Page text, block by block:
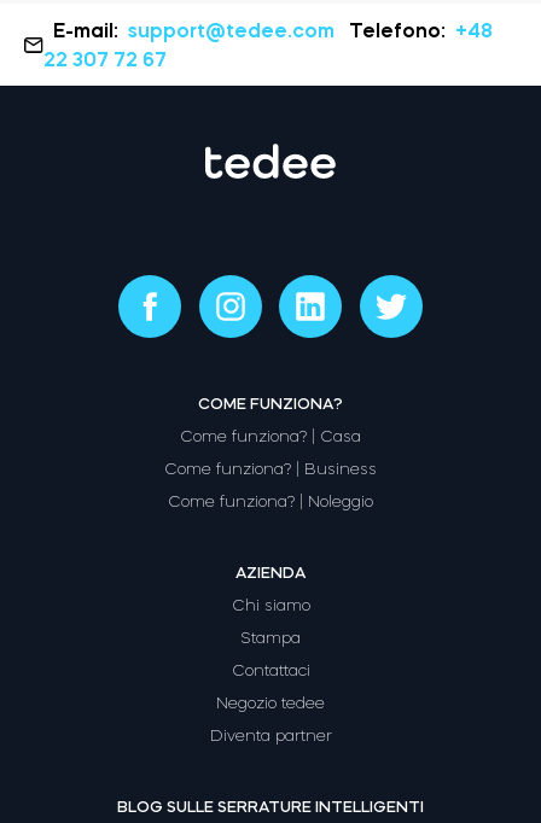
E-mail:support@tedee.com Telefono: +48
22 307 72 67
COME FUNZIONA?
Come funziona? | Casa
Come funziona? | Business
Come funziona? | Noleggio
AZIENDA
Chi siamo
Stampa
Contattaci
Negozio tedee
Diventa partner
BLOG SULLE SERRATURE INTELLIGENTI